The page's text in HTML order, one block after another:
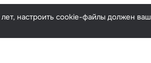
Русский
настроить cookie-файлы должен ваш